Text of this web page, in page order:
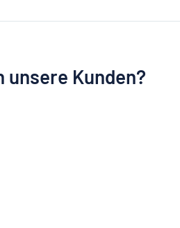
unsere Kunden?